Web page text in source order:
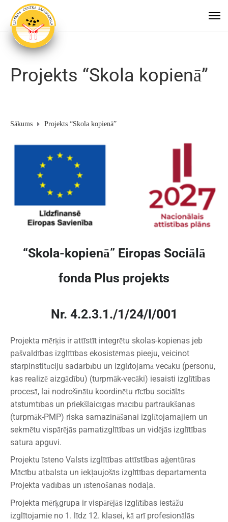
Projekts “Skola kopienā”
Sākums Projekts “Skola kopienā”
“Skola-kopienā” Eiropas Sociālā
fonda Plus projekts
Nr. 4.2.3.1./1/24/I/001
Projekta mērķis ir attīstīt integrētu skolas-kopienas jeb
pašvaldības izglītības ekosistēmas pieeju, veicinot
starpinstitūciju sadarbību un izglītojamā vecāku (personu,
kas realizē aizgādību) (turpmāk-vecāki) iesaisti izglītības
procesā, lai nodrošinātu koordinētu rīcību sociālās
atstumtības un priekšlaicīgas mācību pārtraukšanas
(turpmāk-PMP) riska samazināšanai izglītojamajiem un
sekmētu vispārējās pamatizglītības un vidējās izglītības
satura apguvi.
Projektu īsteno Valsts izglītības attīstības aģentūras
Mācību atbalsta un iekļaujošās izglītības departamenta
Projekta vadības un īstenošanas nodaļa.
Projekta mērķgrupa ir vispārējās izglītības iestāžu
izglītojamie no 1. līdz 12. klasei, kā arī profesionālās